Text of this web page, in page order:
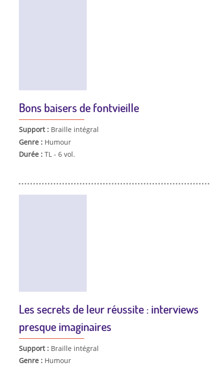
Bons baisers de fontvieille
Support : Braille intégral
Genre : Humour
Durée : TL - 6 vol.
Les secrets de leur réussite : interviews
presque imaginaires
Support : Braille intégral
Genre : Humour